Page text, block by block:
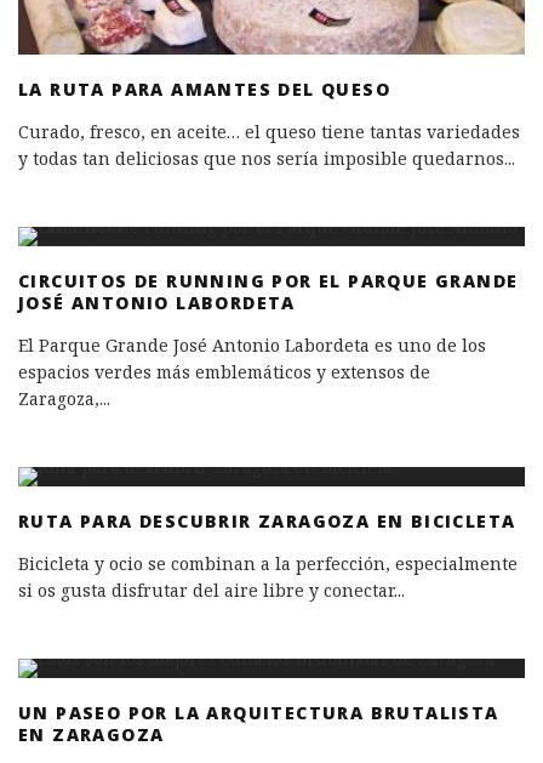
LA RUTA PARA AMANTES DEL QUESO
Curado, fresco, en aceite… el queso tiene tantas variedades
y todas tan deliciosas que nos sería imposible quedarnos...
CIRCUITOS DE RUNNING POR EL PARQUE GRANDE
JOSÉ ANTONIO LABORDETA
El Parque Grande José Antonio Labordeta es uno de los
espacios verdes más emblemáticos y extensos de
Zaragoza,...
RUTA PARA DESCUBRIR ZARAGOZA EN BICICLETA
Bicicleta y ocio se combinan a la perfección, especialmente
si os gusta disfrutar del aire libre y conectar...
UN PASEO POR LA ARQUITECTURA BRUTALISTA
EN ZARAGOZA